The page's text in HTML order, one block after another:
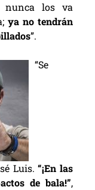
nunca los va
ya no tendrán
”.
“Se
Luis.“¡En las
de bala!”,